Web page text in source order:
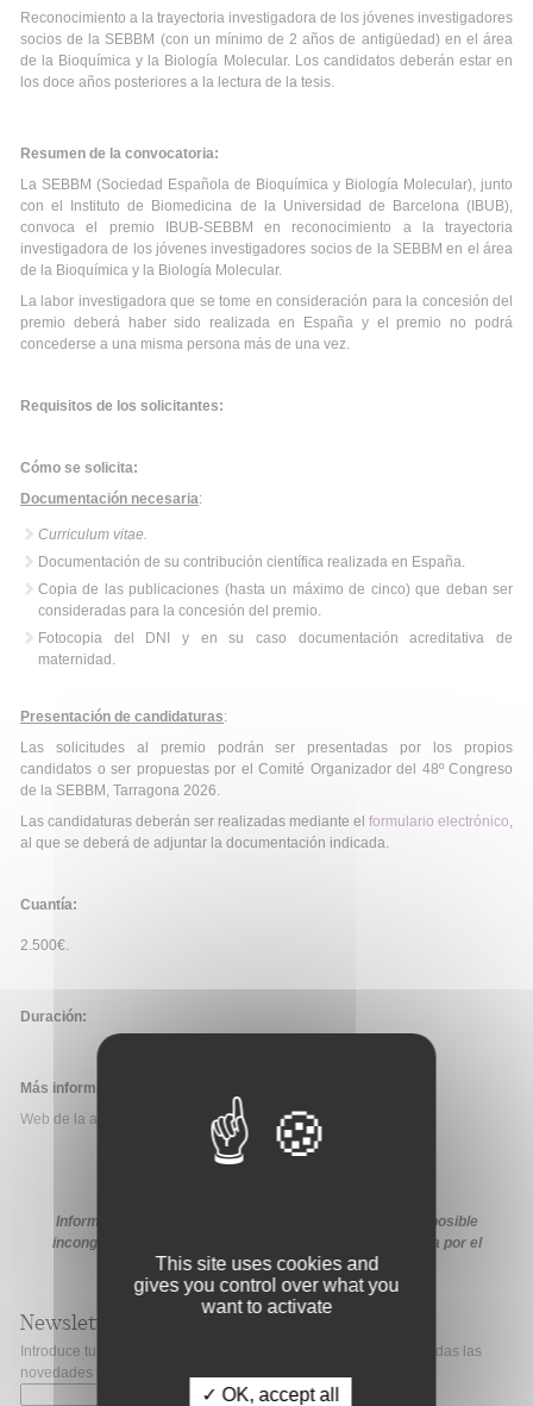
Reconocimiento a la trayectoria investigadora de los jóvenes investigadores
socios de la SEBBM (con un mínimo de 2 años de antigüedad) en el área
de la Bioquímica y la Biología Molecular. Los candidatos deberán estar en
los doce años posteriores a la lectura de la tesis.
Resumen de la convocatoria:
La SEBBM (Sociedad Española de Bioquímica y Biología Molecular), junto
con el Instituto de Biomedicina de la Universidad de Barcelona (IBUB),
convoca el premio IBUB-SEBBM en reconocimiento a la trayectoria
investigadora de los jóvenes investigadores socios de la SEBBM en el área
de la Bioquímica y la Biología Molecular.
La labor investigadora que se tome en consideración para la concesión del
premio deberá haber sido realizada en España y el premio no podrá
concederse a una misma persona más de una vez.
Requisitos de los solicitantes:
Cómo se solicita:
Documentación necesaria:
Curriculum vitae.
Documentación de su contribución científica realizada en España.
Copia de las publicaciones (hasta un máximo de cinco) que deban ser
consideradas para la concesión del premio.
Fotocopia del DNI y en su caso documentación acreditativa de
maternidad.
Presentación de candidaturas:
Las solicitudes al premio podrán ser presentadas por los propios
candidatos o ser propuestas por el Comité Organizador del 48º Congreso
de la SEBBM, Tarragona 2026.
Las candidaturas deberán ser realizadas mediante el formulario electrónico,
al que se deberá de adjuntar la documentación indicada.
Cuantía:
2.500€.
Duración:
Más información:
Web de la ayuda
Información extraída de la web de la ayuda. En caso de posible
incongruencia, prevalecerá la información proporcionada por el
organismo financiador en sus medios oficiales.
Newsletter
Introduce tu correo electrónico si quieres mantenerte al día de todas las
novedades de Fibao.
This site uses cookies and
gives you control over what you
want to activate
✓ OK, accept all